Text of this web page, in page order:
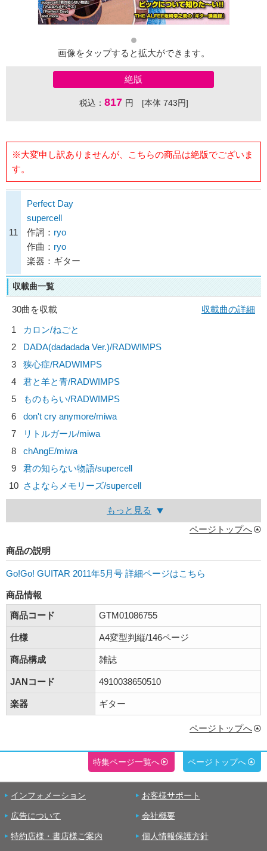
画像をタップすると拡大ができます。
絶版
税込： 817 円 [本体 743円]
※大変申し訳ありませんが、こちらの商品は絶版でございま
す。
11
Perfect Day
supercell
作詞： ryo
作曲： ryo
楽器：ギター
収載曲一覧
30曲を収載
収載曲の詳細
1
カロン/ねごと
2
DADA(dadadada Ver.)/RADWIMPS
3
狭心症/RADWIMPS
4
君と羊と青/RADWIMPS
5
ものもらい/RADWIMPS
6
don't cry anymore/miwa
7
リトルガール/miwa
8
chAngE/miwa
9
君の知らない物語/supercell
10 さよならメモリーズ/supercell
もっと見る
ページトップへ
商品の説明
Go!Go! GUITAR 2011年5月号 詳細ページはこちら
商品情報
商品コード
GTM01086755
仕様 A4変型判縦/146ページ
商品構成 雑誌
JANコード 4910038650510
楽器 ギター
ページトップへ
特集ページ一覧へ ページトップへ
インフォメーション お客様サポート
広告について 会社概要
特約店様・書店様ご案内 個人情報保護方針